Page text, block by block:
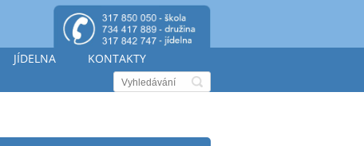
JÍDELNA KONTAKTY